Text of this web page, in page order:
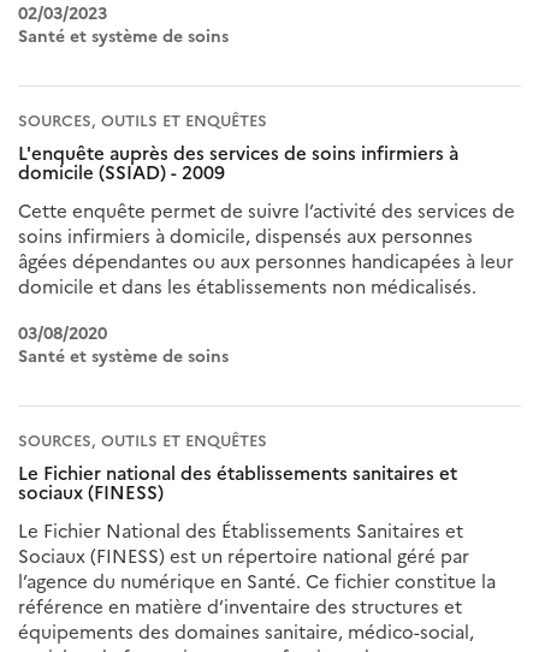
02/03/2023
Santé et système de soins
SOURCES, OUTILS ET ENQUÊTES
L'enquête auprès des services de soins infirmiers à
domicile (SSIAD) - 2009
Cette enquête permet de suivre l’activité des services de
soins infirmiers à domicile, dispensés aux personnes
âgées dépendantes ou aux personnes handicapées à leur
domicile et dans les établissements non médicalisés.
03/08/2020
Santé et système de soins
SOURCES, OUTILS ET ENQUÊTES
Le Fichier national des établissements sanitaires et
sociaux (FINESS)
Le Fichier National des Établissements Sanitaires et
Sociaux (FINESS) est un répertoire national géré par
l’agence du numérique en Santé. Ce fichier constitue la
référence en matière d’inventaire des structures et
équipements des domaines sanitaire, médico-social,